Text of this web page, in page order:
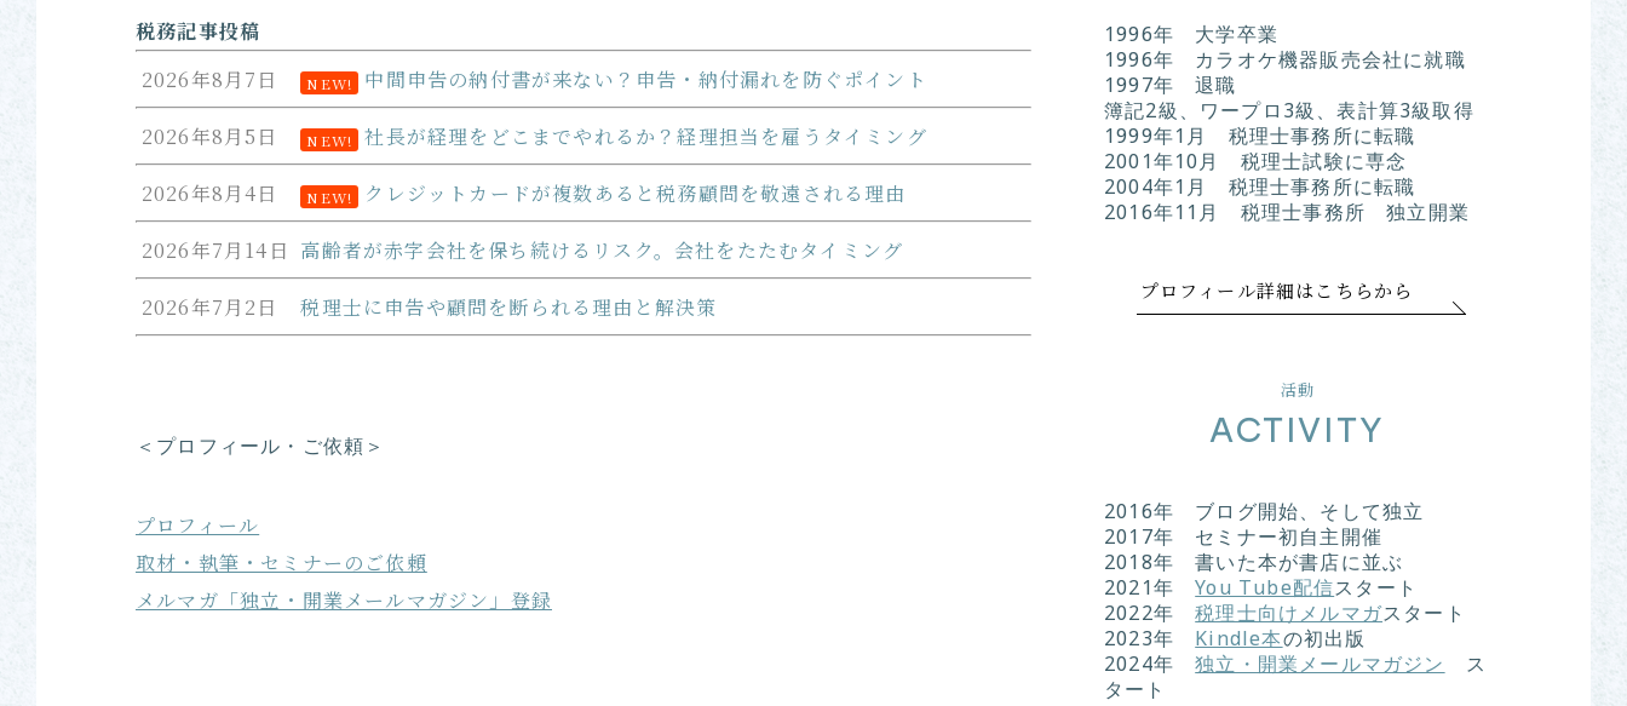
税務記事投稿
2026年8月7日
NEW! 中間申告の納付書が来ない？申告・納付漏れを防ぐポイント
2026年8月5日 NEW! 社長が経理をどこまでやれるか？経理担当を雇うタイミング
2026年8月4日 NEW! クレジットカードが複数あると税務顧問を敬遠される理由
2026年7月14日 高齢者が赤字会社を保ち続けるリスク。会社をたたむタイミング
2026年7月2日 税理士に申告や顧問を断られる理由と解決策
＜プロフィール・ご依頼＞
プロフィール
取材・執筆・セミナーのご依頼
メルマガ「独立・開業メールマガジン」登録
1996年 大学卒業
1996年 カラオケ機器販売会社に就職
1997年 退職
簿記2級、ワープロ3級、表計算3級取得
1999年1月 税理士事務所に転職
2001年10月 税理士試験に専念
2004年1月 税理士事務所に転職
2016年11月 税理士事務所 独立開業
プロフィール詳細はこちらから
活動
ACTIVITY
2016年 ブログ開始、そして独立
2017年 セミナー初自主開催
2018年 書いた本が書店に並ぶ
2021年You Tube配信スタート
2022年税理士向けメルマガスタート
2023年 Kindle本の初出版
2024年独立・開業メールマガジン
ス
タート